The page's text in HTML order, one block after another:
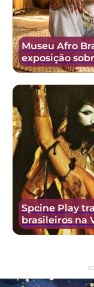
Museu Afro
exposição
Spcine Play
brasileiros na